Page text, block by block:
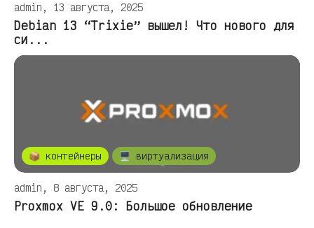
admin, 13 августа, 2025
Debian 13 “Trixie” вышел! Что нового для
си...
📦 контейнеры 🖥️ виртуализация
admin, 8 августа, 2025
Proxmox VE 9.0: Большое обновление